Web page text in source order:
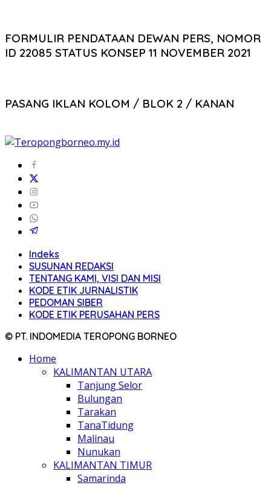
FORMULIR PENDATAAN DEWAN PERS, NOMOR
ID 22085 STATUS KONSEP 11 NOVEMBER 2021
PASANG IKLAN KOLOM / BLOK 2 / KANAN
Indeks
SUSUNAN REDAKSI
TENTANG KAMI, VISI DAN MISI
KODE ETIK JURNALISTIK
PEDOMAN SIBER
KODE ETIK PERUSAHAN PERS
© PT. INDOMEDIA TEROPONG BORNEO
Home
KALIMANTAN UTARA
Tanjung Selor
Bulungan
Tarakan
TanaTidung
Malinau
Nunukan
KALIMANTAN TIMUR
Samarinda